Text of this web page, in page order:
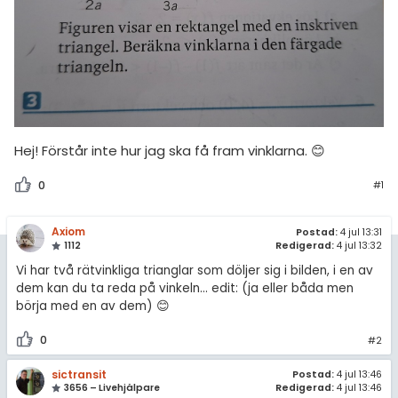
Hej! Förstår inte hur jag ska få fram vinklarna. 😊
0 #1
Axiom
1112
Postad: 4 jul 13:31
Redigerad: 4 jul 13:32
Vi har två rätvinkliga trianglar som döljer sig i bilden, i en av
dem kan du ta reda på vinkeln... edit: (ja eller båda men
börja med en av dem) 😊
0 #2
sictransit
3656 – Livehjälpare
Postad: 4 jul 13:46
Redigerad: 4 jul 13:46
Topplistor
För lärare
Allmänna villkor
Cookie-inställningar
högskolan
(mattedelen)
diskussioner
ämnen
diskussioner